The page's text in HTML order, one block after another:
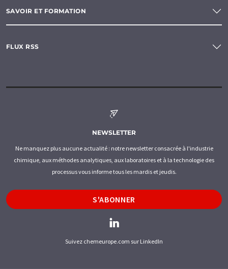
SAVOIR ET FORMATION
FLUX RSS
NEWSLETTER
Ne manquez plus aucune actualité : notre newsletter consacrée à l'industrie
chimique, aux méthodes analytiques, aux laboratoires et à la technologie des
processus vous informe tous les mardis et jeudis.
S'ABONNER
Suivez chemeurope.com sur LinkedIn